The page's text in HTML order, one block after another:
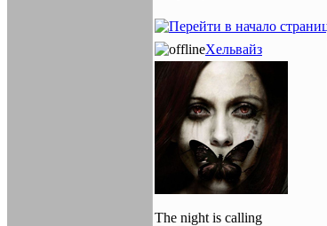
Хельвайз
The night is calling